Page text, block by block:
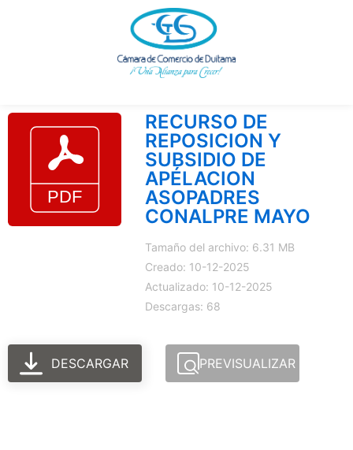
RECURSO DE
REPOSICION Y
SUBSIDIO DE
APÉLACION
ASOPADRES
CONALPRE MAYO
Tamaño del archivo: 6.31 MB
Creado: 10-12-2025
Actualizado: 10-12-2025
Descargas: 68
DESCARGAR PREVISUALIZAR